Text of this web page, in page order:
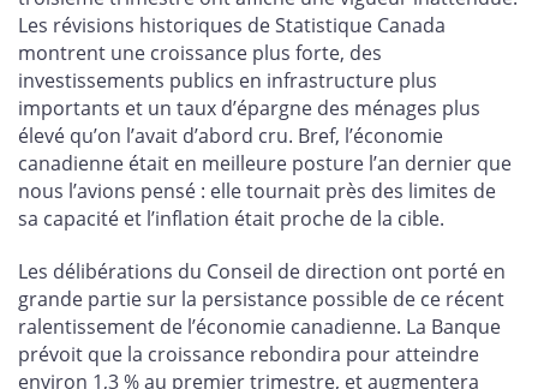
Les révisions historiques de Statistique Canada
montrent une croissance plus forte, des
investissements publics en infrastructure plus
importants et un taux d’épargne des ménages plus
élevé qu’on l’avait d’abord cru. Bref, l’économie
canadienne était en meilleure posture l’an dernier que
nous l’avions pensé : elle tournait près des limites de
sa capacité et l’inflation était proche de la cible.
Les délibérations du Conseil de direction ont porté en
grande partie sur la persistance possible de ce récent
ralentissement de l’économie canadienne. La Banque
prévoit que la croissance rebondira pour atteindre
environ 1,3 % au premier trimestre, et augmentera